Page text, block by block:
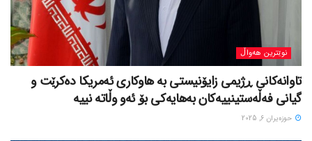
نوێترین هەواڵ
تاوانەکانی ڕژیمی زایۆنیستی بە هاوکاری ئەمریکا دەکرێت و
گیانی فەڵەستینییەکان بەهایەکی بۆ ئەو وڵاتە نییە
حوزه‌یران 6, 2025